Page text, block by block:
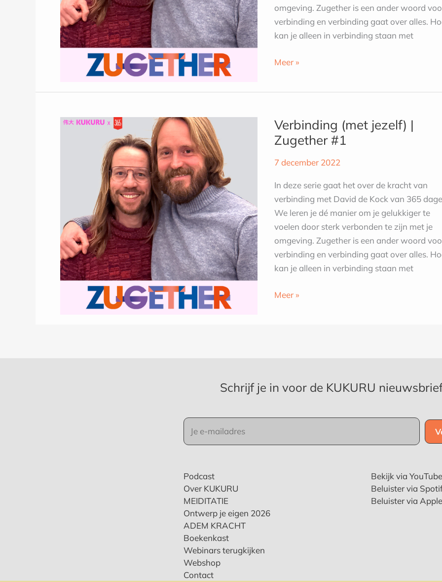
omgeving. Zugether is een ander woord
verbinding en verbinding gaat over alles.
kan je alleen in verbinding staan met
Meer »
Verbinding (met jezelf) |
Zugether #1
7 december 2022
In deze serie gaat het over de kracht van
verbinding met David de Kock van 365
We leren je dé manier om je gelukkiger te
voelen door sterk verbonden te zijn met je
omgeving. Zugether is een ander woord
verbinding en verbinding gaat over alles.
kan je alleen in verbinding staan met
jezelf)
|
#1
Meer »
Podcast
Over KUKURU
MEIDITATIE
Ontwerp je eigen 2026
ADEM KRACHT
Boekenkast
Webinars terugkijken
Webshop
Contact
Bekijk via YouTube
Beluister via
Beluister via
Schrijf je in voor de KUKURU